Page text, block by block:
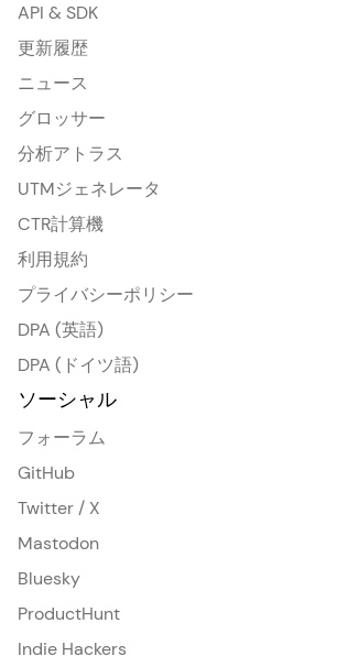
API & SDK
更新履歴
ニュース
グロッサー
分析アトラス
UTMジェネレータ
CTR計算機
利用規約
プライバシーポリシー
DPA (英語)
DPA (ドイツ語)
ソーシャル
フォーラム
GitHub
Twitter / X
Mastodon
Bluesky
ProductHunt
Indie Hackers